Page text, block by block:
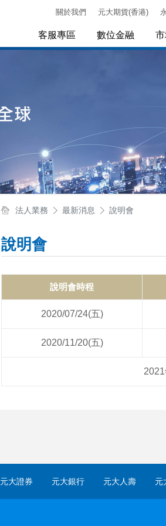
關於我們 元大期貨(香港)
客服專區 數位金融
法人業務 最新消息 說明會
說明會
說明會時程
2020/07/24(五)
2020/11/20(五)
元大證券 元大銀行 元大人壽 元